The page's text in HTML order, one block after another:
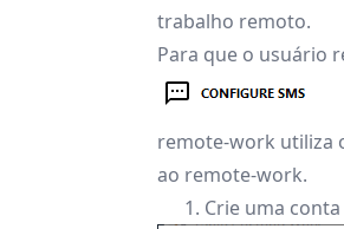
trabalho remoto.
Para que o usuário
remote-work utiliza
ao remote-work.
Crie uma